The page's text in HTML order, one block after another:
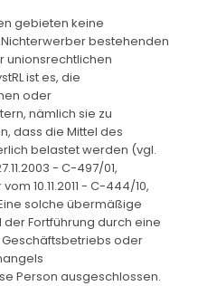
gebieten keine
bestehenden
unionsrechtlichen
ist es, die
oder
nämlich sie zu
dass die Mittel des
belastet werden (vgl.
- C-497/01,
10.11.2011 - C-444/10,
Eine solche übermäßige
Fortführung durch eine
oder
Person ausgeschlossen.